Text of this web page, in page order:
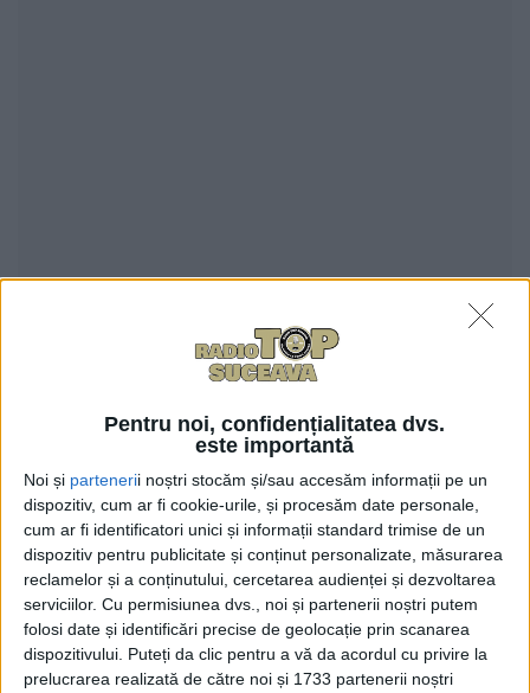
Pentru noi, confidențialitatea dvs.
este importantă
Noi și partenerii noștri stocăm și/sau accesăm informații pe un
dispozitiv, cum ar fi cookie-urile, și procesăm date personale,
cum ar fi identificatori unici și informații standard trimise de un
dispozitiv pentru publicitate și conținut personalizate, măsurarea
reclamelor și a conținutului, cercetarea audienței și dezvoltarea
serviciilor. Cu permisiunea dvs., noi și partenerii noștri putem
folosi date și identificări precise de geolocație prin scanarea
dispozitivului. Puteți da clic pentru a vă da acordul cu privire la
prelucrarea realizată de către noi și 1733 partenerii noștri
media/2009/07/baisanu-deget.jpg.JPG
Zeci de liberali suceveni vor să facă parte din viitorul
Birou Permanent Judeţean al partidului în urma
alegerilor de sîmbătă. Liderul interimar al
Organizaţiei PNL, Alexandru Băişanu, a declarat că
pentru cele 25 de posturi au fost depuse 36 de
candidaturi. El a spus că Biroul Permanent va fi